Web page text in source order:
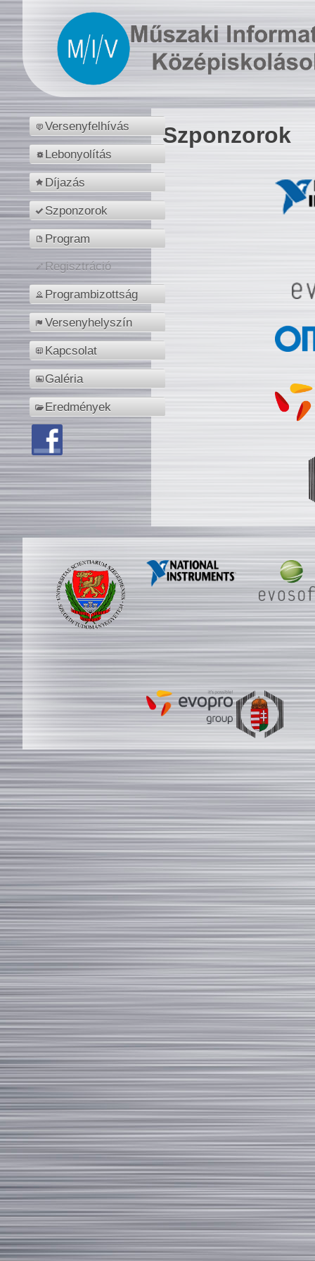
Versenyfelhívás
Lebonyolítás
Díjazás
Szponzorok
Program
Regisztráció
Programbizottság
Versenyhelyszín
Kapcsolat
Galéria
Eredmények
Szponzorok